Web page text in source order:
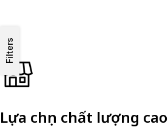
Filters
Lựa chọn chất lượng cao